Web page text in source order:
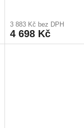
3 883 Kč bez DPH
4 698 Kč